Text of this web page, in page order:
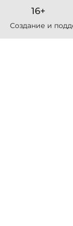
16+
Создание и